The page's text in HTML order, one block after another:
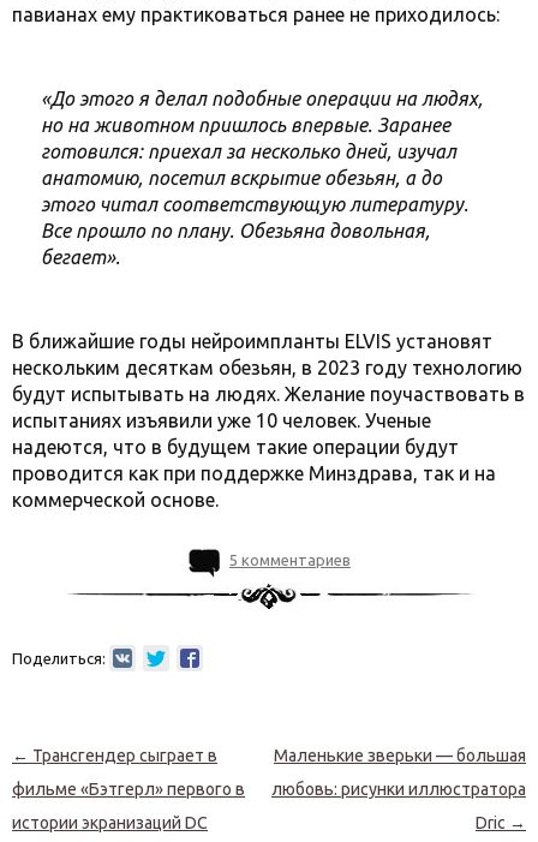
павианах ему практиковаться ранее не приходилось:
«До этого я делал подобные операции на людях,
но на животном пришлось впервые. Заранее
готовился: приехал за несколько дней, изучал
анатомию, посетил вскрытие обезьян, а до
этого читал соответствующую литературу.
Все прошло по плану. Обезьяна довольная,
бегает».
В ближайшие годы нейроимпланты ELVIS установят
нескольким десяткам обезьян, в 2023 году технологию
будут испытывать на людях. Желание поучаствовать в
испытаниях изъявили уже 10 человек. Ученые
надеются, что в будущем такие операции будут
проводится как при поддержке Минздрава, так и на
коммерческой основе.
5 комментариев
Поделиться:
Навигация по записям
← Трансгендер сыграет в
фильме «Бэтгерл» первого в
истории экранизаций DC
Маленькие зверьки — большая
любовь: рисунки иллюстратора
Dric →